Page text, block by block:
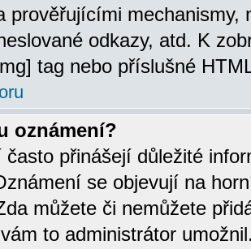
prověřujícími mechanismy,
odkazy, atd. K
tag nebo příslušné
oznámení?
často přinášejí důležité
se objevují na
můžete či nemůžete
to administrátor